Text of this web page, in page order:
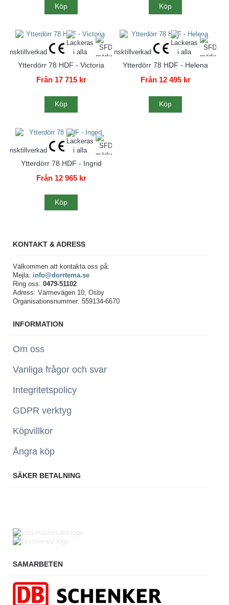
Köp Köp
Ytterdörr 78 HDF - Victoria
Från 17 715 kr
Köp
Ytterdörr 78 HDF - Helena
Från 12 495 kr
Köp
Ytterdörr 78 HDF - Ingrid
Från 12 965 kr
Köp
KONTAKT & ADRESS
Välkommen att kontakta oss på:
Mejla: info@dorrtema.se
Ring oss: 0479-51102
Adress: Värmevägen 10, Osby
Organisationsnummer: 559134-6670
INFORMATION
Om oss
Vanliga frågor och svar
Integritetspolicy
GDPR verktyg
Köpvillkor
Ångra köp
SÄKER BETALNING
SAMARBETEN